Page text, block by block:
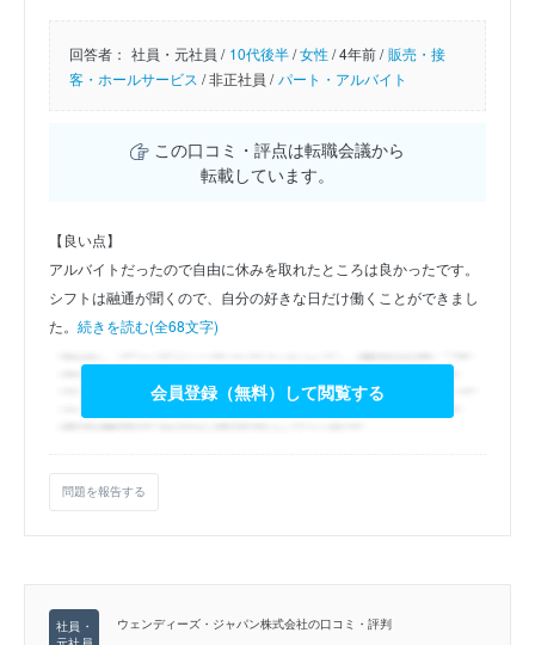
回答者： 社員・元社員 / 10代後半/女性/4年前 / 販売・接
客・ホールサービス /非正社員 / パート・アルバイト
この口コミ・評点は転職会議から
転載しています。
【良い点】
アルバイトだったので自由に休みを取れたところは良かったです。
シフトは融通が聞くので、自分の好きな日だけ働くことができまし
た。 続きを読む(全68文字)
会員登録（無料）して閲覧する
問題を報告する
ウェンディーズ・ジャパン株式会社の口コミ・評判